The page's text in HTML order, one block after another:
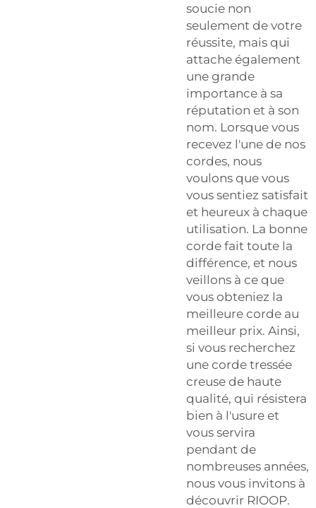
soucie non
seulement de votre
réussite, mais qui
attache également
une grande
importance à sa
réputation et à son
nom. Lorsque vous
recevez l'une de nos
cordes, nous
voulons que vous
vous sentiez satisfait
et heureux à chaque
utilisation. La bonne
corde fait toute la
différence, et nous
veillons à ce que
vous obteniez la
meilleure corde au
meilleur prix. Ainsi,
si vous recherchez
une corde tressée
creuse de haute
qualité, qui résistera
bien à l'usure et
vous servira
pendant de
nombreuses années,
nous vous invitons à
découvrir RIOOP.